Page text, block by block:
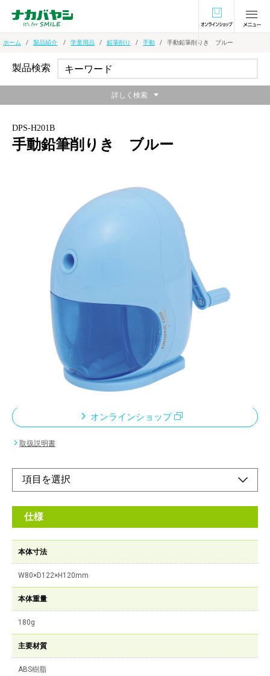
オンラインショ
ホーム 製品紹介 学童用品 鉛筆削り 手動 手動鉛筆削りき ブルー
DPS-H201B
手動鉛筆削りき ブルー
押さえやすくて、手にフィットする卵型フォル
メーカー希望小売価格：
+ 税
●押さえやすいカタチ。
●指を挟む心配がありません。
●鉛筆を差してハンドルを回せば簡単に削れます。
●短い鉛筆でもしっかり削れます。
オンラインショップ
取扱説明書
仕様
本体寸法
W80×D122×H120mm
本体重量
180g
主要材質
ABS樹脂
製品検索
詳しく検索